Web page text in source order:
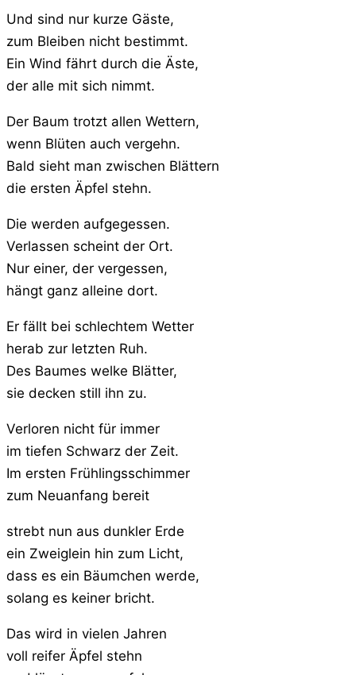
Und sind nur kurze Gäste,
zum Bleiben nicht bestimmt.
Ein Wind fährt durch die Äste,
der alle mit sich nimmt.
Der Baum trotzt allen Wettern,
wenn Blüten auch vergehn.
Bald sieht man zwischen Blättern
die ersten Äpfel stehn.
Die werden aufgegessen.
Verlassen scheint der Ort.
Nur einer, der vergessen,
hängt ganz alleine dort.
Er fällt bei schlechtem Wetter
herab zur letzten Ruh.
Des Baumes welke Blätter,
sie decken still ihn zu.
Verloren nicht für immer
im tiefen Schwarz der Zeit.
Im ersten Frühlingsschimmer
zum Neuanfang bereit
strebt nun aus dunkler Erde
ein Zweiglein hin zum Licht,
dass es ein Bäumchen werde,
solang es keiner bricht.
Das wird in vielen Jahren
voll reifer Äpfel stehn